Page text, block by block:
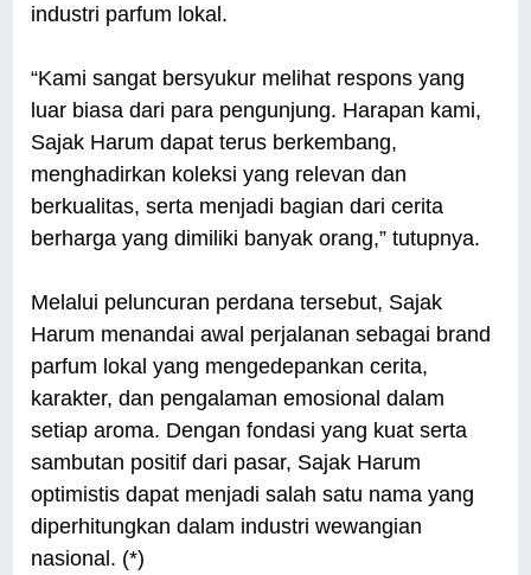
industri parfum lokal.
“Kami sangat bersyukur melihat respons yang
luar biasa dari para pengunjung. Harapan kami,
Sajak Harum dapat terus berkembang,
menghadirkan koleksi yang relevan dan
berkualitas, serta menjadi bagian dari cerita
berharga yang dimiliki banyak orang,” tutupnya.
Melalui peluncuran perdana tersebut, Sajak
Harum menandai awal perjalanan sebagai brand
parfum lokal yang mengedepankan cerita,
karakter, dan pengalaman emosional dalam
setiap aroma. Dengan fondasi yang kuat serta
sambutan positif dari pasar, Sajak Harum
optimistis dapat menjadi salah satu nama yang
diperhitungkan dalam industri wewangian
nasional. (*)